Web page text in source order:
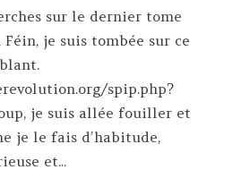
sur le dernier tome
je suis tombée sur ce
spip.php?
je suis allée fouiller et
je le fais d’habitude,
et...